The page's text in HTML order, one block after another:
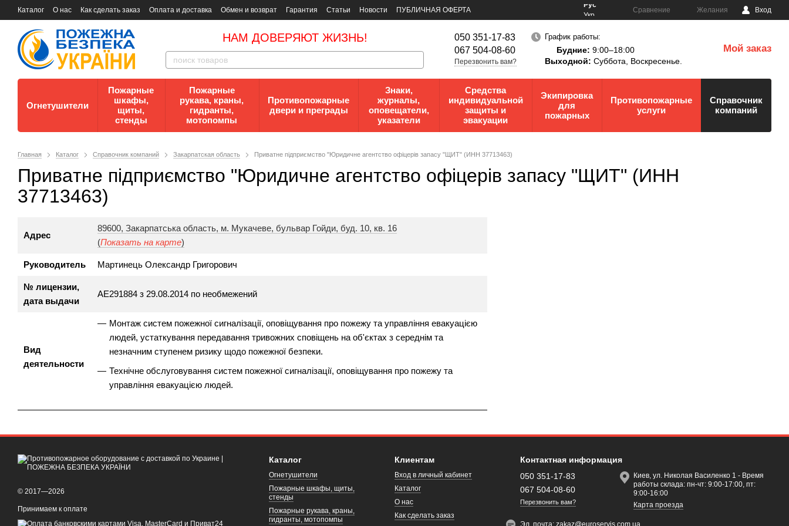
Каталог О нас Как сделать заказ Оплата и доставка Обмен и возврат Гарантия Статьи Новости
ПУБЛИЧНАЯ ОФЕРТА
Документы
Контакты Документы по пожарной безопасности
Рус
Укр
Сравнение Желания Вход
НАМ ДОВЕРЯЮТ ЖИЗНЬ!
050 351-17-83
067 504-08-60
Перезвонить вам?
График работы:
Будние: 9:00–18:00
Выходной: Суббота, Воскресенье.
Мой заказ
Огнетушители
Пожарные
шкафы,
щиты,
стенды
Пожарные
рукава, краны,
гидранты,
мотопомпы
Противопожарные
двери и преграды
Знаки,
журналы,
оповещатели,
указатели
Средства
индивидуальной
защиты и
эвакуации
Экипировка
для
пожарных
Противопожарные
услуги
Справочник
компаний
Главная Каталог Справочник компаний Закарпатская область Пpивaтнe пiдпpиємcтвo "Юридичне агентство офіцерів запасу "ЩИТ" (ИНН 37713463)
Пpивaтнe пiдпpиємcтвo "Юридичне агентство офіцерів запасу "ЩИТ" (ИНН
37713463)
Адрес
89600, Закарпатська область, м. Мукачеве, бульвар Гойди, буд. 10, кв. 16
(Показать на карте)
Руководитель Мартинець Олександр Григорович
№ лицензии,
дата выдачи
АЕ291884 з 29.08.2014 по необмежений
Вид
деятельности
Монтаж систем пожежної сигналізації, оповіщування про пожежу та управління евакуацією
людей, устаткування передавання тривожних сповіщень на об'єктах з середнім та
незначним ступенем ризику щодо пожежної безпеки.
Технічне обслуговування систем пожежної сигналізації, оповіщування про пожежу та
управління евакуацією людей.
© 2017—2026
Принимаем к оплате
Каталог
Огнетушители
Пожарные шкафы, щиты,
стенды
Пожарные рукава, краны,
гидранты, мотопомпы
Клиентам
Вход в личный кабинет
Каталог
О нас
Как сделать заказ
Контактная информация
050 351-17-83
067 504-08-60
Перезвонить вам?
Киев, ул. Николая Василенко 1 - Время
работы склада: пн-чт: 9:00-17:00, пт:
9:00-16:00
Карта проезда
Эл. почта:zakaz@euroservis.com.ua